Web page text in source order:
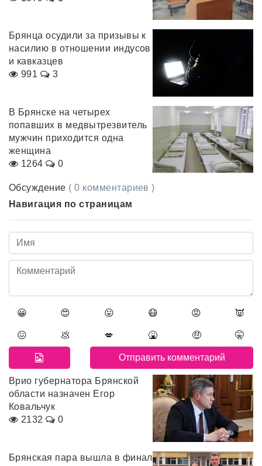
Брянца осудили за призывы к
насилию в отношении индусов
и кавказцев
991
3
В Брянске на четырех
попавших в медвытрезвитель
мужчин приходится одна
женщина
1264
0
Обсуждение ( 0 комментариев )
Навигация по страницам
😀 😍 😛 😷 😡 👿
😖 💩 💋 🤮 🤑 🤫
Врио губернатора Брянской
области назначен Егор
Ковальчук
2132
0
Брянская пара вышла в финал